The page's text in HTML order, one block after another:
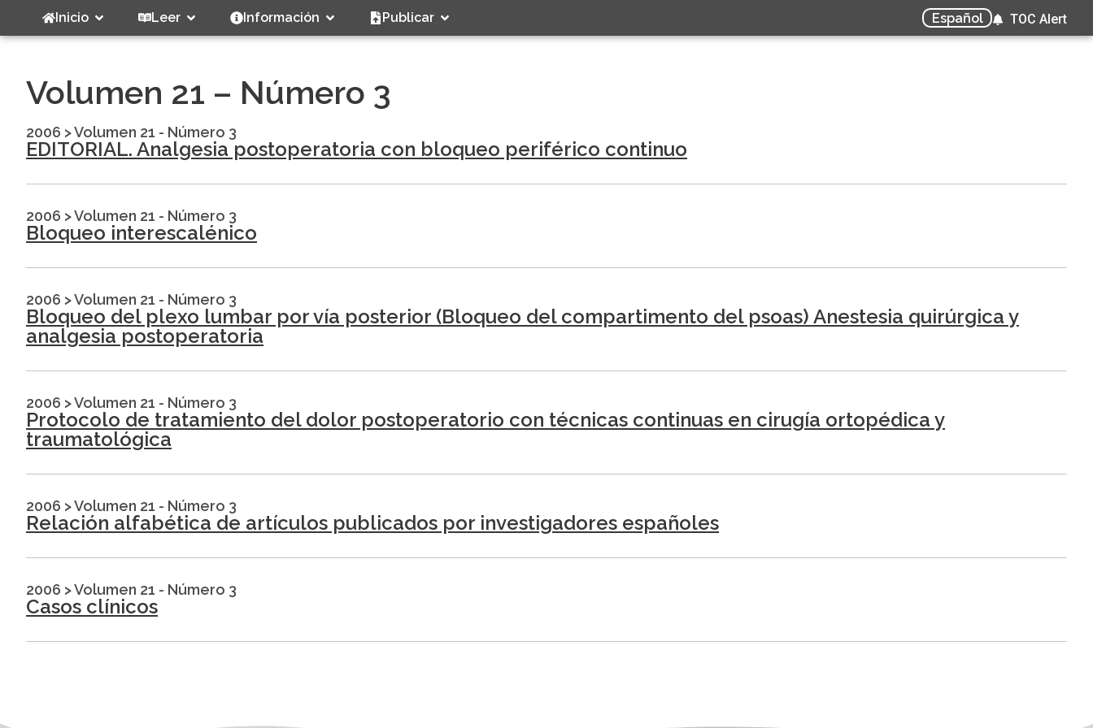
Inicio Leer Información Publicar Español TOC Alert
Volumen 21 – Número 3
2006 >Volumen 21 - Número 3
EDITORIAL. Analgesia postoperatoria con bloqueo periférico continuo
2006 >Volumen 21 - Número 3
Bloqueo interescalénico
2006 >Volumen 21 - Número 3
Bloqueo del plexo lumbar por vía posterior (Bloqueo del compartimento del psoas) Anestesia quirúrgica y
analgesia postoperatoria
2006 >Volumen 21 - Número 3
Protocolo de tratamiento del dolor postoperatorio con técnicas continuas en cirugía ortopédica y
traumatológica
2006 >Volumen 21 - Número 3
Relación alfabética de artículos publicados por investigadores españoles
2006 >Volumen 21 - Número 3
Casos clínicos